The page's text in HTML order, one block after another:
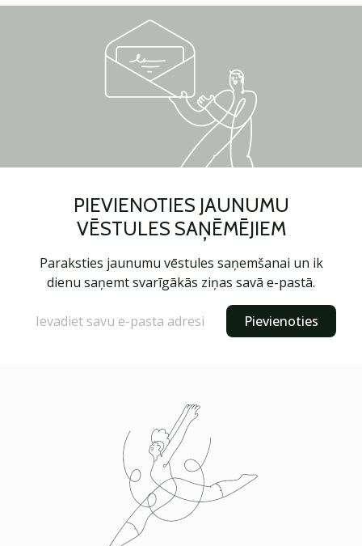
PIEVIENOTIES JAUNUMU
VĒSTULES SAŅĒMĒJIEM
Paraksties jaunumu vēstules saņemšanai un ik
dienu saņemt svarīgākās ziņas savā e-pastā.
Pievienoties